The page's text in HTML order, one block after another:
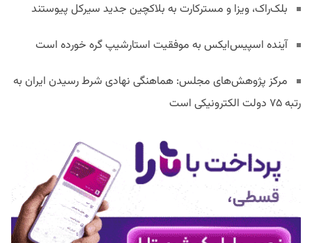
بلک‌راک، ویزا و مسترکارت به بلاکچین جدید سیرکل پیوستند
آینده اسپیس‌ایکس به موفقیت استارشیپ گره خورده است
مرکز پژوهش‌های مجلس: هماهنگی نهادی شرط رسیدن ایران به
رتبه ۷۵ دولت الکترونیکی است